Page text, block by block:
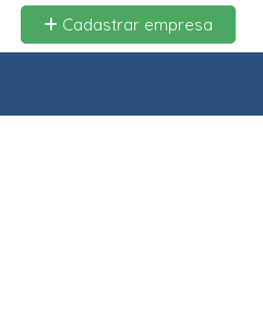
Cadastrar empresa